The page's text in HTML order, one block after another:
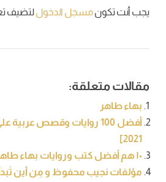
يجب أنت تكونمسجل الدخوللتضيف
مقالات متعلقة:
بهاء طاهر
أفضل 100 روايات وقصص
2021]
١٠ هم أفضل كتب وروايات بهاء طاهر منهم واحة الغروب
مؤلفات نجيب محفوظ و مِن أين تَبدأ